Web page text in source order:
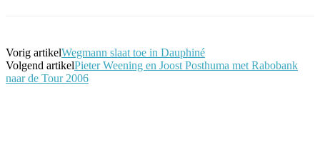
Vorig artikelWegmann slaat toe in Dauphiné
Volgend artikelPieter Weening en Joost Posthuma met Rabobank
naar de Tour 2006